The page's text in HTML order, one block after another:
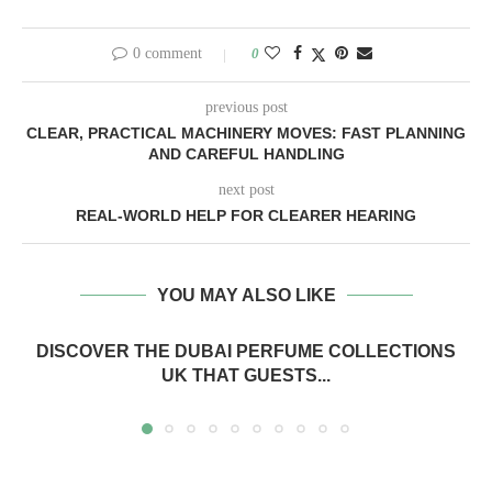
0 comment 0
previous post
CLEAR, PRACTICAL MACHINERY MOVES: FAST PLANNING
AND CAREFUL HANDLING
next post
REAL-WORLD HELP FOR CLEARER HEARING
YOU MAY ALSO LIKE
DISCOVER THE DUBAI PERFUME COLLECTIONS
UK THAT GUESTS...